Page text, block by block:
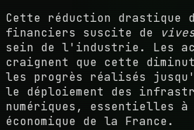
Cette réduction drastique
financiers suscite de
sein de l'industrie. Les
craignent que cette
les progrès réalisés
le déploiement des
numériques, essentielles
économique de la France.